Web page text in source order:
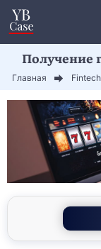
Получение
Главная Fintech